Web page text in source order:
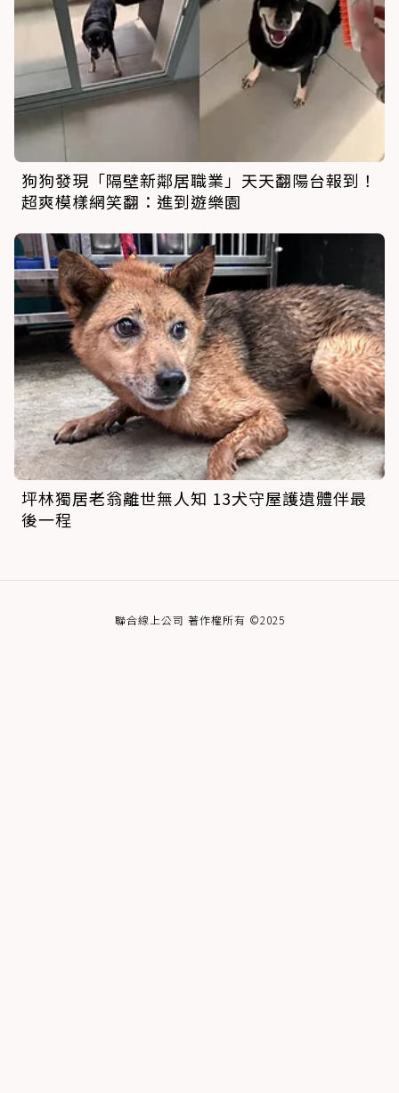
狗狗發現「隔壁新鄰居職業」天天翻陽台報到！
超爽模樣網笑翻：進到遊樂園
坪林獨居老翁離世無人知 13犬守屋護遺體伴最
後一程
聯合線上公司 著作權所有 ©2025